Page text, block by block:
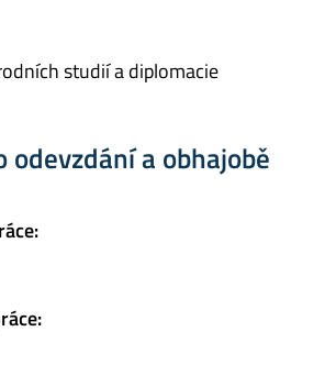
studií a diplomacie
odevzdání a obhajobě